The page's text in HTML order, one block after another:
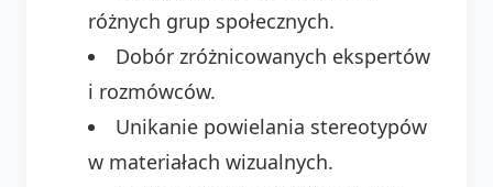
różnych grup społecznych.
Dobór zróżnicowanych ekspertów
i rozmówców.
Unikanie powielania stereotypów
w materiałach wizualnych.